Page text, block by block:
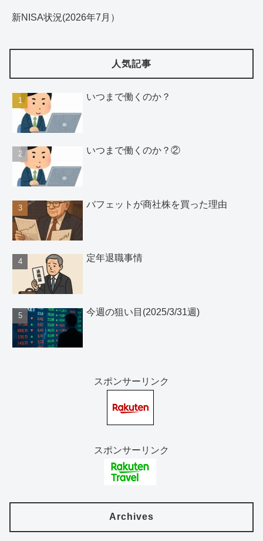
新NISA状況(2026年7月）
人気記事
いつまで働くのか？
いつまで働くのか？②
バフェットが商社株を買った理由
定年退職事情
今週の狙い目(2025/3/31週)
スポンサーリンク
スポンサーリンク
Archives